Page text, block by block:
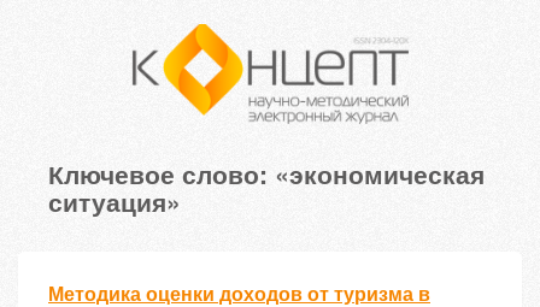
Ключевое слово: «экономическая
ситуация»
Методика оценки доходов от туризма в